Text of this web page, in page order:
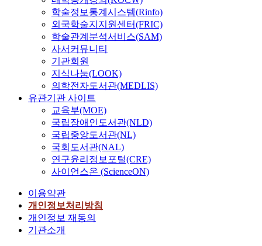
학술정보통계시스템(Rinfo)
외국학술지지원센터(FRIC)
학술관계분석서비스(SAM)
사서커뮤니티
기관회원
지식나눔(LOOK)
의학전자도서관(MEDLIS)
유관기관 사이트
교육부(MOE)
국립장애인도서관(NLD)
국립중앙도서관(NL)
국회도서관(NAL)
연구윤리정보포털(CRE)
사이언스온 (ScienceON)
이용약관
개인정보처리방침
개인정보 재동의
기관소개